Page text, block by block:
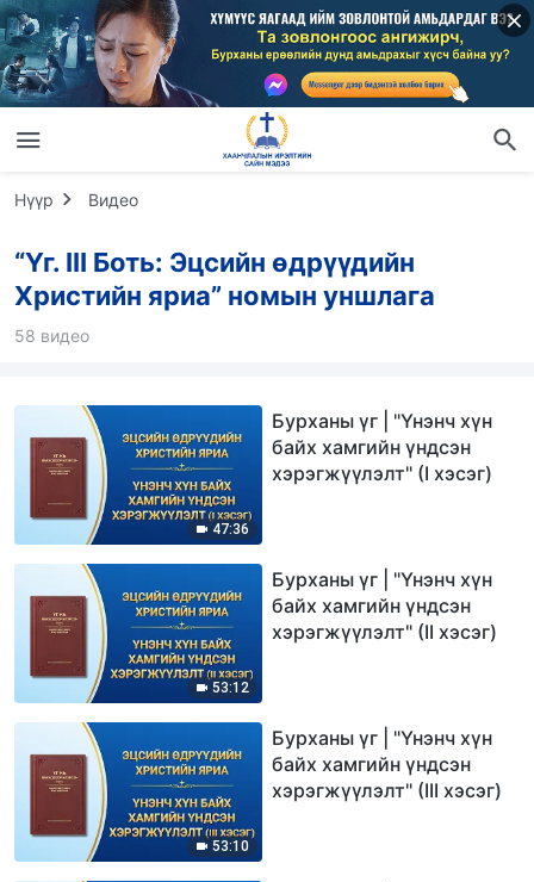
Нүүр Видео
“Үг. III Боть: Эцсийн өдрүүдийн
Христийн яриа” номын уншлага
58 видео
47:36
Бурханы үг | "Үнэнч хүн
байх хамгийн үндсэн
хэрэгжүүлэлт" (I хэсэг)
53:12
Бурханы үг | "Үнэнч хүн
байх хамгийн үндсэн
хэрэгжүүлэлт" (II хэсэг)
53:10
Бурханы үг | "Үнэнч хүн
байх хамгийн үндсэн
хэрэгжүүлэлт" (III хэсэг)